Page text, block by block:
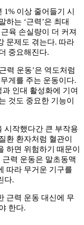
이상 줄어들기 시
하는 ‘근력’은 최대
육 손실량이 더 커져
문제도 겪는다. 따라
중요해진다.
력 운동’은 역도처럼
게를 주는 운동이다.
인대 활성화에 기여
것도 중요한 기능이
시작했다간 큰 부작용
환 환자처럼 혈관이
하면 위험하기 때문이
력 운동은 말초동맥
따라 무거운 기구를
다.
근력 운동 대신에 무
한다.